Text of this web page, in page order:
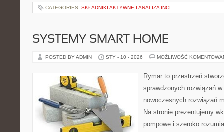
CATEGORIES: SKŁADNIKI AKTYWNE I ANALIZA INCI
SYSTEMY SMART HOME
POSTED BY ADMIN STY - 10 - 2026 MOŻLIWOŚĆ
Rymar to przestrzeń
sprawdzonych rozwiązań
nowoczesnych rozwiązań
Na stronie prezentujemy
pompowe i szeroko